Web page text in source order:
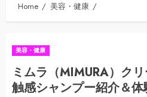
Home 美容・健康
美容・健康
ミムラ（MIMURA）ク
触感シャンプー紹介＆